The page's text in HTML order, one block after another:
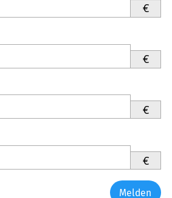
€
€
€
€
Melden